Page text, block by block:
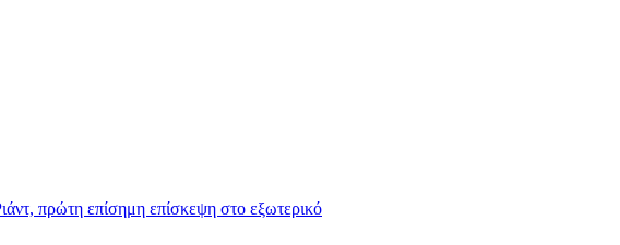
πρώτη επίσημη επίσκεψη στο εξωτερικό